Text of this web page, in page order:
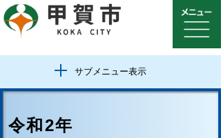
サブメニュー表示
令和2年